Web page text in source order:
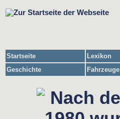
Startseite Lexikon
Geschichte
Fahrzeuge